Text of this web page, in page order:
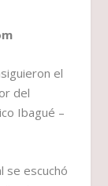
el
del
Ibagué –
se escuchó